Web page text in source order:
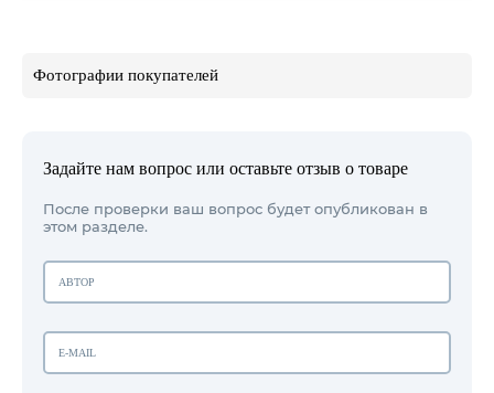
Фотографии покупателей
Задайте нам вопрос или оставьте отзыв о товаре
После проверки ваш вопрос будет опубликован в
этом разделе.